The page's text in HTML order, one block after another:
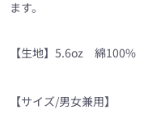
ます。
【生地】5.6oz 綿100%
【サイズ/男女兼用】